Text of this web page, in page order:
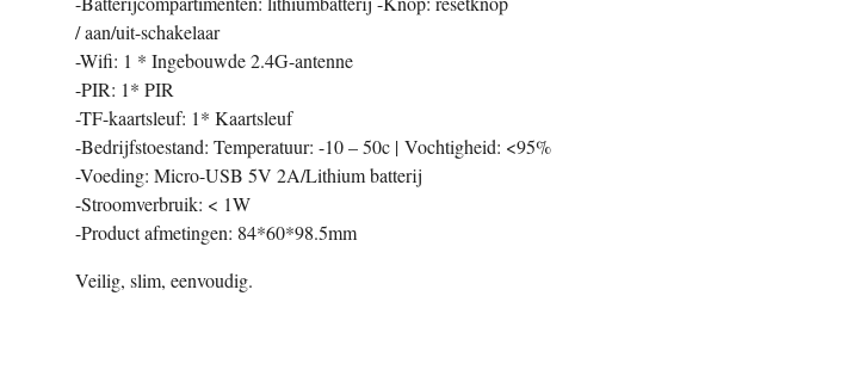
/ aan/uit-schakelaar
-Wifi: 1 * Ingebouwde 2.4G-antenne
-PIR: 1* PIR
-TF-kaartsleuf: 1* Kaartsleuf
-Bedrijfstoestand: Temperatuur: -10 – 50c | Vochtigheid: <95%
-Voeding: Micro-USB 5V 2A/Lithium batterij
-Stroomverbruik: < 1W
-Product afmetingen: 84*60*98.5mm
Veilig, slim, eenvoudig.